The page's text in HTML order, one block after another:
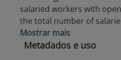
salaried workers with
the total number of
Mostrar mais
Metadados e uso